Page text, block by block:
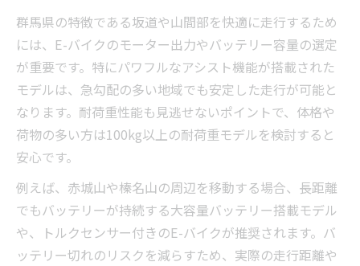
群馬県の特徴である坂道や山間部を快適に走行するため
には、E-バイクのモーター出力やバッテリー容量の選定
が重要です。特にパワフルなアシスト機能が搭載された
モデルは、急勾配の多い地域でも安定した走行が可能と
なります。耐荷重性能も見逃せないポイントで、体格や
荷物の多い方は100kg以上の耐荷重モデルを検討すると
安心です。
例えば、赤城山や榛名山の周辺を移動する場合、長距離
でもバッテリーが持続する大容量バッテリー搭載モデル
や、トルクセンサー付きのE-バイクが推奨されます。バ
ッテリー切れのリスクを減らすため、実際の走行距離や